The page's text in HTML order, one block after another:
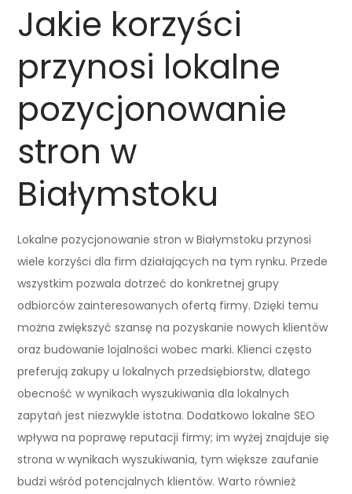
Jakie korzyści
przynosi lokalne
pozycjonowanie
stron w
Białymstoku
Lokalne pozycjonowanie stron w Białymstoku przynosi
wiele korzyści dla firm działających na tym rynku. Przede
wszystkim pozwala dotrzeć do konkretnej grupy
odbiorców zainteresowanych ofertą firmy. Dzięki temu
można zwiększyć szansę na pozyskanie nowych klientów
oraz budowanie lojalności wobec marki. Klienci często
preferują zakupy u lokalnych przedsiębiorstw, dlatego
obecność w wynikach wyszukiwania dla lokalnych
zapytań jest niezwykle istotna. Dodatkowo lokalne SEO
wpływa na poprawę reputacji firmy; im wyżej znajduje się
strona w wynikach wyszukiwania, tym większe zaufanie
budzi wśród potencjalnych klientów. Warto również